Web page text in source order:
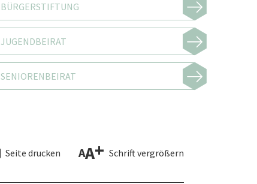
BÜRGERSTIFTUNG
JUGENDBEIRAT
SENIORENBEIRAT
Seite drucken AA+ Schrift vergrößern